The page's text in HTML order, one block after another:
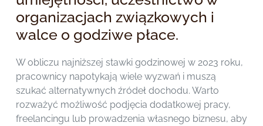
organizacjach związkowych i
walce o godziwe płace.
W obliczu najniższej stawki godzinowej w 2023 roku,
pracownicy napotykają wiele wyzwań i muszą
szukać alternatywnych źródeł dochodu. Warto
rozważyć możliwość podjęcia dodatkowej pracy,
freelancingu lub prowadzenia własnego biznesu, aby